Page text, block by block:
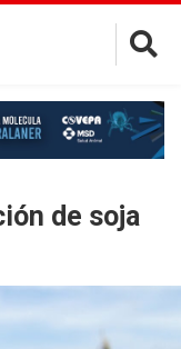
×
de soja